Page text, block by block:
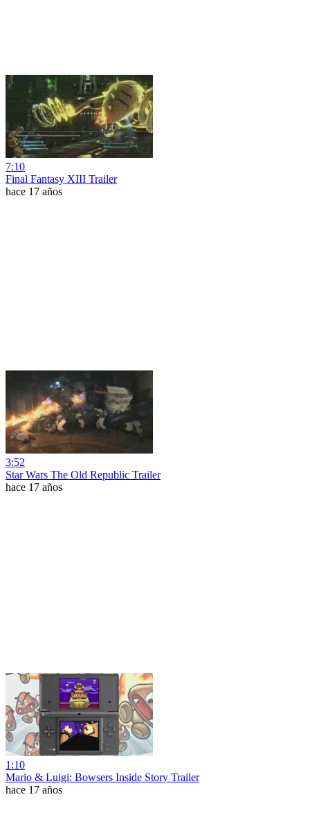
7:10
Final Fantasy XIII Trailer
hace 17 años
3:52
Star Wars The Old Republic Trailer
hace 17 años
1:10
Mario & Luigi: Bowsers Inside Story Trailer
hace 17 años